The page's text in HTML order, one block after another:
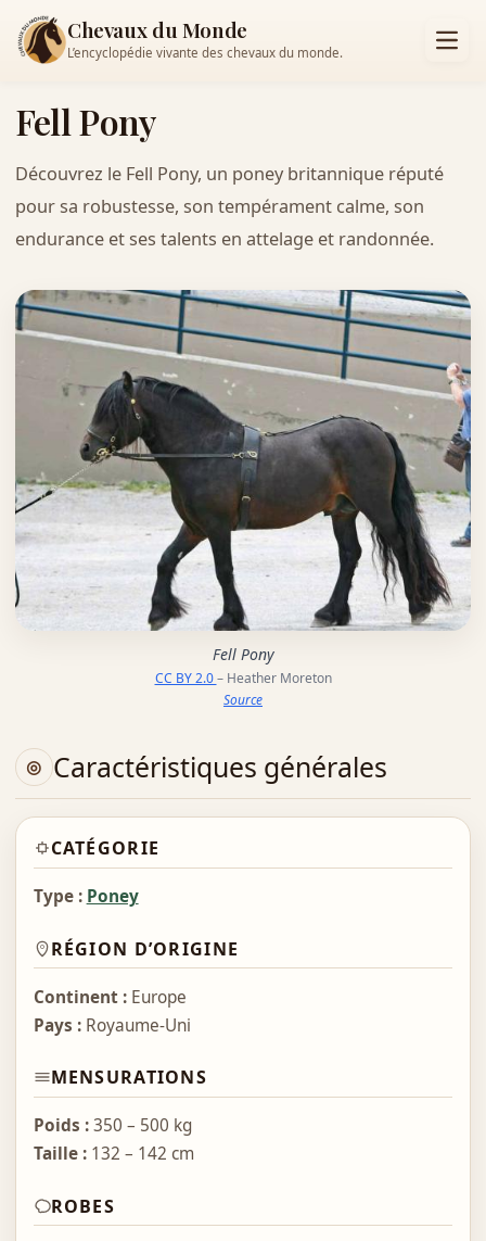
Chevaux du Monde
L’encyclopédie vivante des chevaux du monde.
Fell Pony
Découvrez le Fell Pony, un poney britannique réputé
pour sa robustesse, son tempérament calme, son
endurance et ses talents en attelage et randonnée.
Fell Pony
CC BY 2.0– Heather Moreton
Source
Caractéristiques générales
CATÉGORIE
Type : Poney
RÉGION D’ORIGINE
Continent :Europe
Pays :Royaume-Uni
MENSURATIONS
Poids :350 – 500 kg
Taille :132 – 142 cm
ROBES